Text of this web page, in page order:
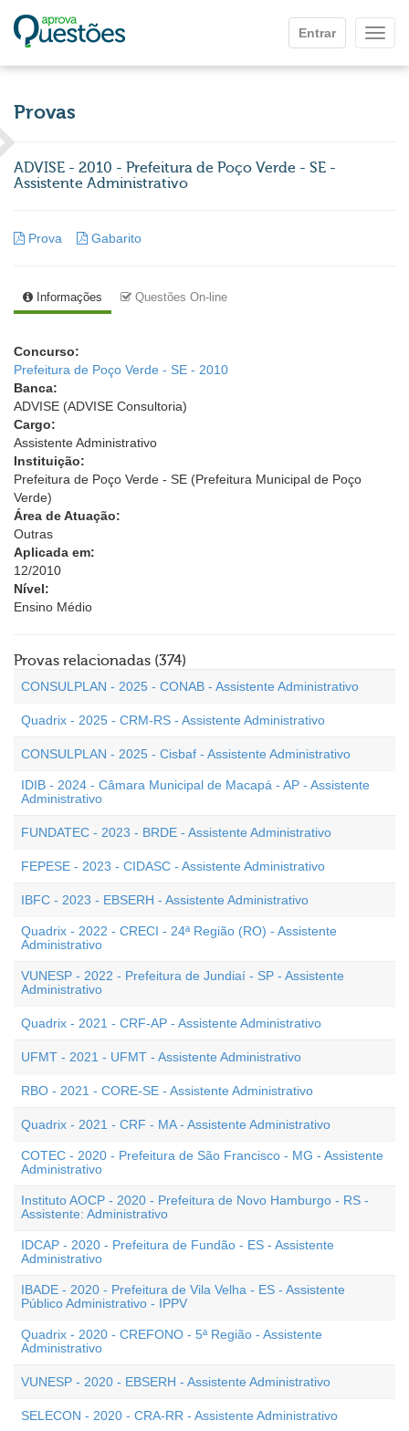
Entrar
Provas
ADVISE - 2010 - Prefeitura de Poço Verde - SE -
Assistente Administrativo
Prova Gabarito
Informações Questões On-line
Concurso:
Prefeitura de Poço Verde - SE - 2010
Banca:
ADVISE (ADVISE Consultoria)
Cargo:
Assistente Administrativo
Instituição:
Prefeitura de Poço Verde - SE (Prefeitura Municipal de Poço
Verde)
Área de Atuação:
Outras
Aplicada em:
12/2010
Nível:
Ensino Médio
Provas relacionadas (374)
CONSULPLAN - 2025 - CONAB - Assistente Administrativo
Quadrix - 2025 - CRM-RS - Assistente Administrativo
CONSULPLAN - 2025 - Cisbaf - Assistente Administrativo
IDIB - 2024 - Câmara Municipal de Macapá - AP - Assistente
Administrativo
FUNDATEC - 2023 - BRDE - Assistente Administrativo
FEPESE - 2023 - CIDASC - Assistente Administrativo
IBFC - 2023 - EBSERH - Assistente Administrativo
Quadrix - 2022 - CRECI - 24ª Região (RO) - Assistente
Administrativo
VUNESP - 2022 - Prefeitura de Jundiaí - SP - Assistente
Administrativo
Quadrix - 2021 - CRF-AP - Assistente Administrativo
UFMT - 2021 - UFMT - Assistente Administrativo
RBO - 2021 - CORE-SE - Assistente Administrativo
Quadrix - 2021 - CRF - MA - Assistente Administrativo
COTEC - 2020 - Prefeitura de São Francisco - MG - Assistente
Administrativo
Instituto AOCP - 2020 - Prefeitura de Novo Hamburgo - RS -
Assistente: Administrativo
IDCAP - 2020 - Prefeitura de Fundão - ES - Assistente
Administrativo
IBADE - 2020 - Prefeitura de Vila Velha - ES - Assistente
Público Administrativo - IPPV
Quadrix - 2020 - CREFONO - 5ª Região - Assistente
Administrativo
VUNESP - 2020 - EBSERH - Assistente Administrativo
SELECON - 2020 - CRA-RR - Assistente Administrativo